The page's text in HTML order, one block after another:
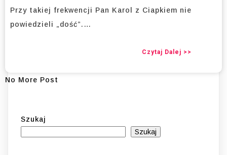
Przy takiej frekwencji Pan Karol z Ciapkiem nie
powiedzieli „dość”.…
Czytaj Dalej >>
No More Post
Szukaj
Szukaj